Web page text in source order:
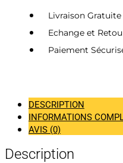
Livraison Gratuite
Echange et
Paiement
DESCRIPTION
INFORMATIONS
AVIS (0)
Description